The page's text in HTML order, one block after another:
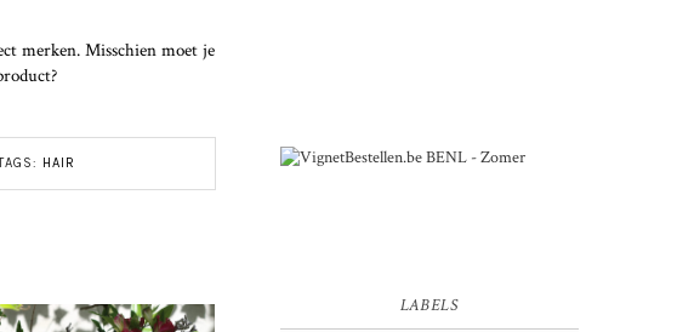
merken. Misschien moet je
HAIR
LABELS